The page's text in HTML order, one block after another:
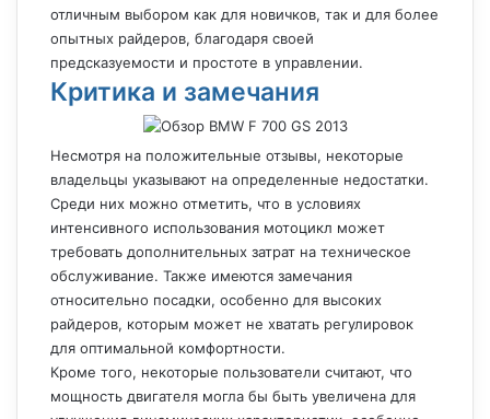
отличным выбором как для новичков, так и для более
опытных райдеров, благодаря своей
предсказуемости и простоте в управлении.
Критика и замечания
Несмотря на положительные отзывы, некоторые
владельцы указывают на определенные недостатки.
Среди них можно отметить, что в условиях
интенсивного использования мотоцикл может
требовать дополнительных затрат на техническое
обслуживание. Также имеются замечания
относительно посадки, особенно для высоких
райдеров, которым может не хватать регулировок
для оптимальной комфортности.
Кроме того, некоторые пользователи считают, что
мощность двигателя могла бы быть увеличена для